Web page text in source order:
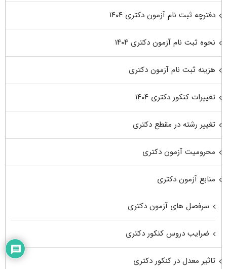
دفترچه ثبت نام آزمون دکتری ۱۴۰۴
نحوه ثبت نام آزمون دکتری ۱۴۰۴
هزینه ثبت نام آزمون دکتری
تغییرات کنکور دکتری ۱۴۰۴
تغییر رشته در مقطع دکتری
محرومیت آزمون دکتری
منابع آزمون دکتری
سرفصل های آزمون دکتری
ضرایب دروس کنکور دکتری
تاثیر معدل در کنکور دکتری